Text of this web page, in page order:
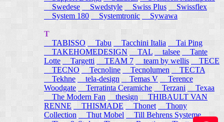
Swedese
Swedstyle Swiss Plus
Swissflex
System 180
Systemtronic Sywawa
T
TABISSO
Tabu Tacchini Italia
Tai Ping
TAKEHOMEDESIGN
TAL talsee
Tante
Lotte
Targetti TEAM 7 team by wellis
TECE
TECNO
Tecnoline Tecnolumen
TECTA
Tekhne
tela-design Temas V
Terence
Woodgate
Terratinta Ceramiche Terzani
Texaa
The Modern Fan
thesign
THIBAULT VAN
RENNE
THISMADE Thonet
Thony
Collection
Thut Mobel
Till Behrens Systeme